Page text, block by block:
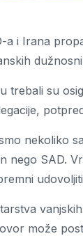
a i Irana
trebali su
nekoliko
nego SAD.
može